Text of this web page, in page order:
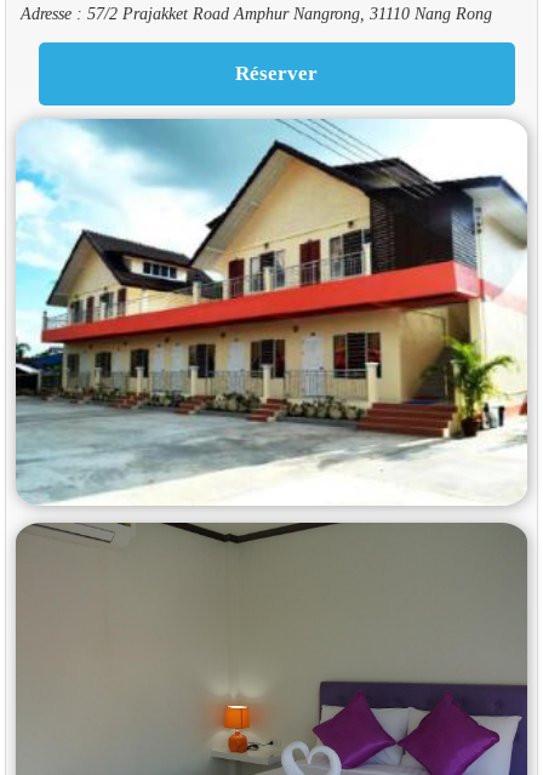
Adresse : 57/2 Prajakket Road Amphur Nangrong, 31110 Nang Rong